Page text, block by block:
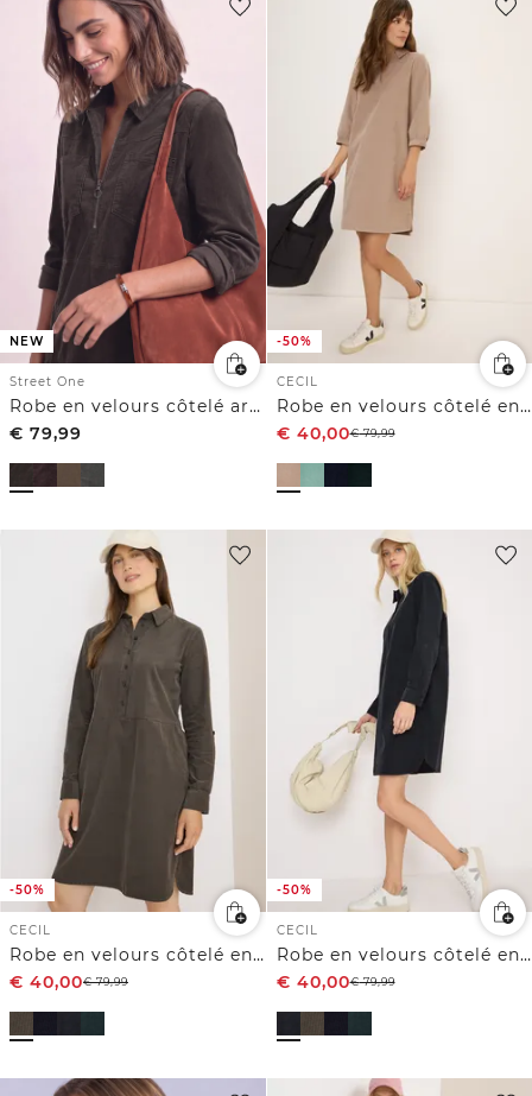
NEW
Street One
Robe en velours côtelé arrivant aux genoux, à fermeture zip
€ 79,99
-50%
CECIL
Robe en velours côtelé en couleur unie
€ 40,00€79,99
-50%
CECIL
Robe en velours côtelé en couleur unie
€ 40,00€79,99
-50%
CECIL
Robe en velours côtelé en couleur unie
€ 40,00€79,99